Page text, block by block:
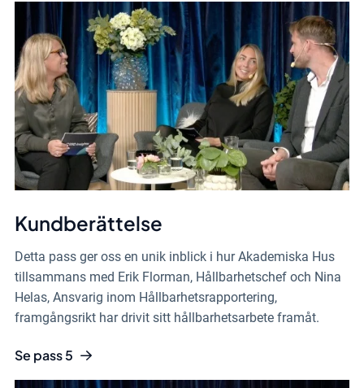
Kundberättelse
Detta pass ger oss en unik inblick i hur Akademiska Hus
tillsammans med Erik Florman, Hållbarhetschef och Nina
Helas, Ansvarig inom Hållbarhetsrapportering,
framgångsrikt har drivit sitt hållbarhetsarbete framåt.
Se pass 5